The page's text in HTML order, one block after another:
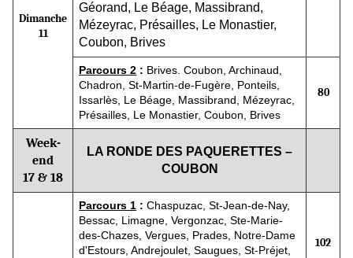
Dimanche
11
Géorand, Le Béage, Massibrand,
Mézeyrac, Présailles, Le Monastier,
Coubon, Brives
Parcours 2 : Brives. Coubon, Archinaud,
Chadron, St-Martin-de-Fugère, Ponteils,
Issarlès, Le Béage, Massibrand, Mézeyrac,
Présailles, Le Monastier, Coubon, Brives
80
Week-
end
17 & 18
LA RONDE DES PAQUERETTES –
COUBON
Parcours 1 : Chaspuzac, St-Jean-de-Nay,
Bessac, Limagne, Vergonzac, Ste-Marie-
des-Chazes, Vergues, Prades, Notre-Dame
d'Estours, Andrejoulet, Saugues, St-Préjet,
102